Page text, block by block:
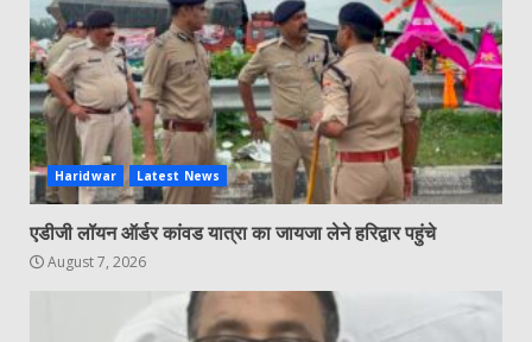
Haridwar Latest News
एडीजी लॉयन ऑर्डर कांवड यात्रा का जायजा लेने हरिद्वार पहुंचे
August 7, 2026